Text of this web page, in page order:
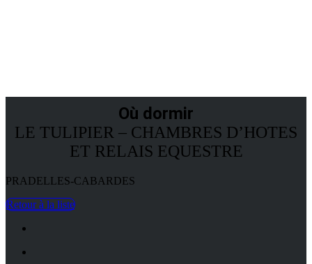
Où dormir
LE TULIPIER – CHAMBRES D’HOTES
ET RELAIS EQUESTRE
PRADELLES-CABARDES
Retour à la liste